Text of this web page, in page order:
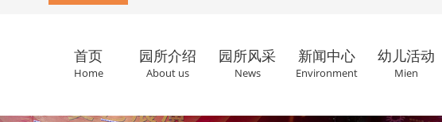
首页
Home
园所介绍
About us
园所风采
News
新闻中心
Environment
幼儿活动
Mien